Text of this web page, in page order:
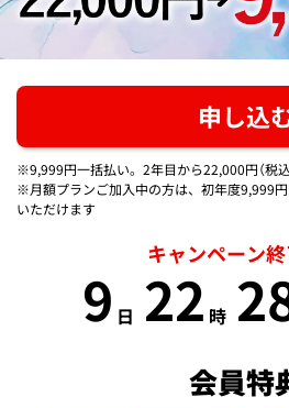
申し込
※9,999円一括払い。2年目から22,000円（税
※月額プランご加入中の方は、初年度9,999
いただけます
キャンペーン
9 日 22 時
会員特